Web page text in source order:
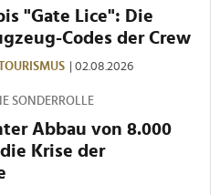
"Gate Lice": Die
Codes der Crew
TOURISMUS | 02.08.2026
SONDERROLLE
Abbau von 8.000
Krise der